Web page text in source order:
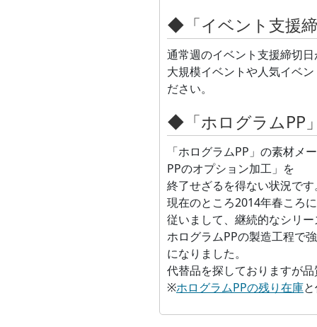
◆ 「イベント支援
通常週のイベント支援締切
大規模イベントや人気イベ
ださい。
◆ 「ホログラム
「ホログラムPP」の素材メ
PPのオプション加工」を
終了せざるを得ない状況です
現在のところ2014年春ころ
従いまして、継続的なシリ
ホログラムPPの製造工程で
になりました。
代替品を探しておりますが
※ホログラムPPの残り在庫